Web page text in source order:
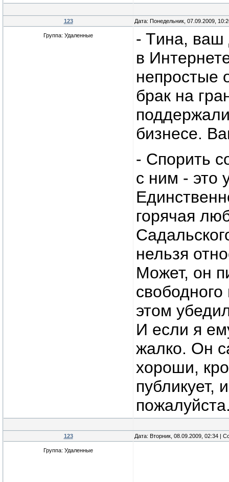
123 Дата: Понедельник, 07.09.2009,
Группа: Удаленные
- Tина, ваш
в
непростые
брак на
бизнесе.
- Спорить
с ним - это
горячая
нельзя
Может, он
этом
И если я
жалко. Он
хороши,
публикует,
123 Дата: Вторник, 08.09.2009, 02:34 |
Группа: Удаленные